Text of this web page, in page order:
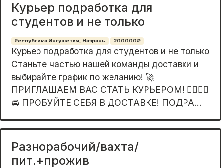
Курьер подработка для
студентов и не только
Республика Ингушетия, Назрань 200000₽
Курьер подработка для студентов и не только
Станьте частью нашей команды доставки и
выбирайте график по желанию! 🚀
ПРИГЛАШАЕМ ВАС СТАТЬ КУРЬЕРОМ! 🚶‍♂️🚵‍♀️
🚘 ПРОБУЙТЕ СЕБЯ В ДОСТАВКЕ! ПОДРА...
Разнорабочий/вахта/
пит.+прожив